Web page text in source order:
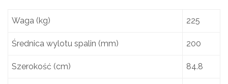
Waga (kg) 225
Średnica wylotu spalin (mm) 200
Szerokość (cm) 84.8